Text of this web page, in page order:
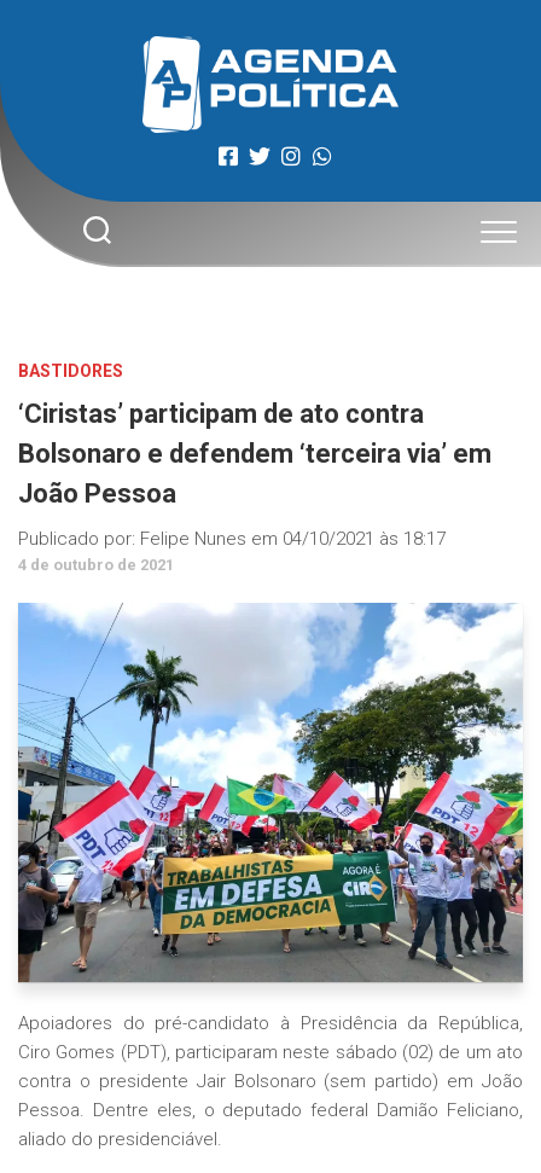
BASTIDORES
‘Ciristas’ participam de ato contra
Bolsonaro e defendem ‘terceira via’ em
João Pessoa
Publicado por: Felipe Nunes em 04/10/2021 às 18:17
4 de outubro de 2021
Apoiadores do pré-candidato à Presidência da República,
Ciro Gomes (PDT), participaram neste sábado (02) de um ato
contra o presidente Jair Bolsonaro (sem partido) em João
Pessoa. Dentre eles, o deputado federal Damião Feliciano,
aliado do presidenciável.